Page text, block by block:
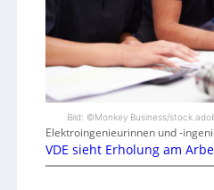
Bild: ©Monkey Business/
Elektroingenieurinnen und -
VDE sieht Erholung am